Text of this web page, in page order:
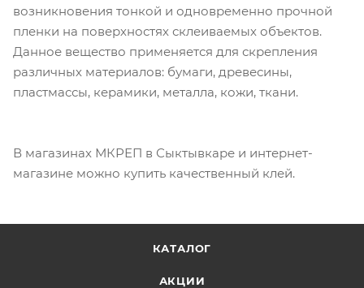
возникновения тонкой и одновременно прочной
пленки на поверхностях склеиваемых объектов.
Данное вещество применяется для скрепления
различных материалов: бумаги, древесины,
пластмассы, керамики, металла, кожи, ткани.
В магазинах МКРЕП в Сыктывкаре и интернет-
магазине можно купить качественный клей.
КАТАЛОГ
АКЦИИ